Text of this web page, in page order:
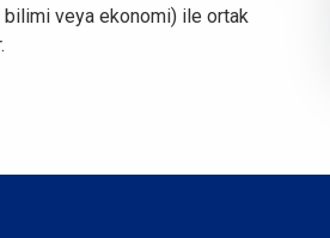
veya ekonomi) ile ortak